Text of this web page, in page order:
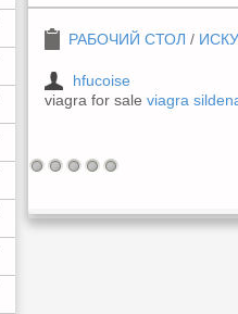
РАБОЧИЙ СТОЛ /
hfucoise
viagra for sale viagra